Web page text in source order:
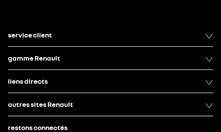
service client
gamme Renault
liens directs
autres sites Renault
restons connectés